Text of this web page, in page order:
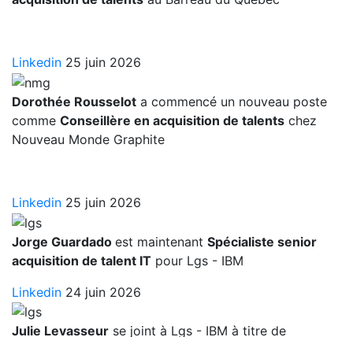
Linkedin 25 juin 2026
Dorothée Rousselot a commencé un nouveau poste
comme Conseillère en acquisition de talents chez
Nouveau Monde Graphite
Linkedin 25 juin 2026
Jorge Guardado est maintenant Spécialiste senior
acquisition de talent IT pour Lgs - IBM
Linkedin 24 juin 2026
Julie Levasseur se joint à Lgs - IBM à titre de